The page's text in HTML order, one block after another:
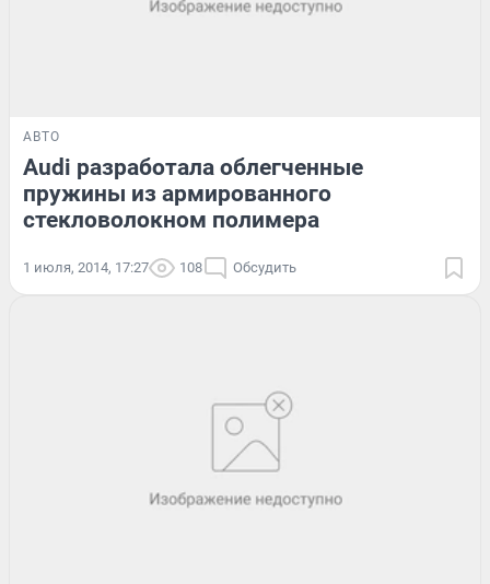
АВТО
Audi разработала облегченные
пружины из армированного
стекловолокном полимера
1 июля, 2014, 17:27 108 Обсудить